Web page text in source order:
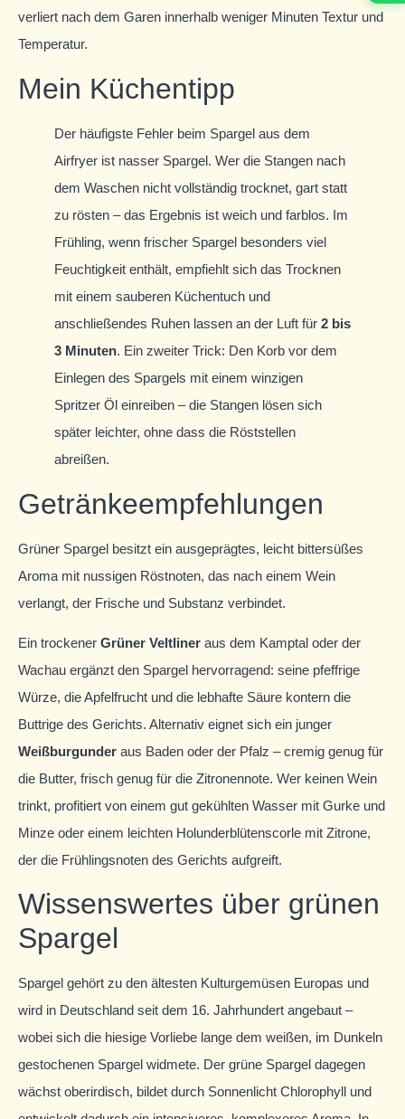
verliert nach dem Garen innerhalb weniger Minuten Textur und
Temperatur.
Mein Küchentipp
Der häufigste Fehler beim Spargel aus dem
Airfryer ist nasser Spargel. Wer die Stangen nach
dem Waschen nicht vollständig trocknet, gart statt
zu rösten – das Ergebnis ist weich und farblos. Im
Frühling, wenn frischer Spargel besonders viel
Feuchtigkeit enthält, empfiehlt sich das Trocknen
mit einem sauberen Küchentuch und
anschließendes Ruhen lassen an der Luft für 2 bis
3 Minuten. Ein zweiter Trick: Den Korb vor dem
Einlegen des Spargels mit einem winzigen
Spritzer Öl einreiben – die Stangen lösen sich
später leichter, ohne dass die Röststellen
abreißen.
Getränkeempfehlungen
Grüner Spargel besitzt ein ausgeprägtes, leicht bittersüßes
Aroma mit nussigen Röstnoten, das nach einem Wein
verlangt, der Frische und Substanz verbindet.
Ein trockener Grüner Veltliner aus dem Kamptal oder der
Wachau ergänzt den Spargel hervorragend: seine pfeffrige
Würze, die Apfelfrucht und die lebhafte Säure kontern die
Buttrige des Gerichts. Alternativ eignet sich ein junger
Weißburgunder aus Baden oder der Pfalz – cremig genug für
die Butter, frisch genug für die Zitronennote. Wer keinen Wein
trinkt, profitiert von einem gut gekühlten Wasser mit Gurke und
Minze oder einem leichten Holunderblütenscorle mit Zitrone,
der die Frühlingsnoten des Gerichts aufgreift.
Wissenswertes über grünen
Spargel
Spargel gehört zu den ältesten Kulturgemüsen Europas und
wird in Deutschland seit dem 16. Jahrhundert angebaut –
wobei sich die hiesige Vorliebe lange dem weißen, im Dunkeln
gestochenen Spargel widmete. Der grüne Spargel dagegen
wächst oberirdisch, bildet durch Sonnenlicht Chlorophyll und